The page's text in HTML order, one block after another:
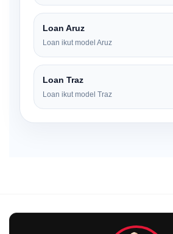
Loan Aruz
Loan ikut model Aruz
Loan Traz
Loan ikut model Traz